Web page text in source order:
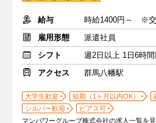
給与
時給1400円～ ※交
雇用形態
派遣社員
シフト
週2日以上 1日6時
アクセス
群馬八幡駅
大学生歓迎 短期（1ヶ月以内OK）
シルバー歓迎
ピアス可
マンパワーグループ株式会社の求人一覧を